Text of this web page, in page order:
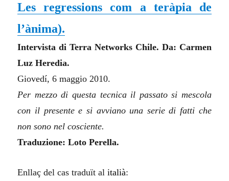
Les regressions com a teràpia de
l’ànima).
Intervista di Terra Networks Chile. Da: Carmen
Luz Heredia.
Giovedí, 6 maggio 2010.
Per mezzo di questa tecnica il passato si mescola
con il presente e si avviano una serie di fatti che
non sono nel cosciente.
Traduzione: Loto Perella.
Enllaç del cas traduït alitalià: